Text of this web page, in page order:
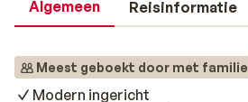
Algemeen Reisinformatie
Meest geboekt door met familie
Modern ingericht